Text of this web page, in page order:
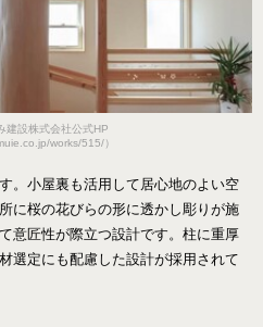
建設株式会社公式HP
works/515/）
。小屋裏も活用して居心地のよい空
に桜の花びらの形に透かし彫りが施
意匠性が際立つ設計です。柱に重厚
選定にも配慮した設計が採用されて